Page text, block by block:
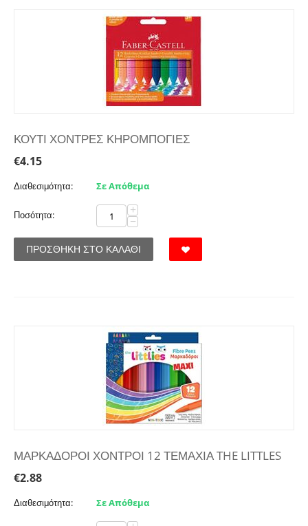
ΚΟΥΤΙ ΧΟΝΤΡΕΣ ΚΗΡΟΜΠΟΓΙΕΣ
€4.15
Διαθεσιμότητα: Σε Απόθεμα
Ποσότητα: +
−
ΠΡΟΣΘΉΚΗ ΣΤΟ ΚΑΛΆΘΙ
ΜΑΡΚΑΔΟΡΟΙ ΧΟΝΤΡΟΙ 12 ΤΕΜΑΧΙΑ THE LITTLES
€2.88
Διαθεσιμότητα: Σε Απόθεμα